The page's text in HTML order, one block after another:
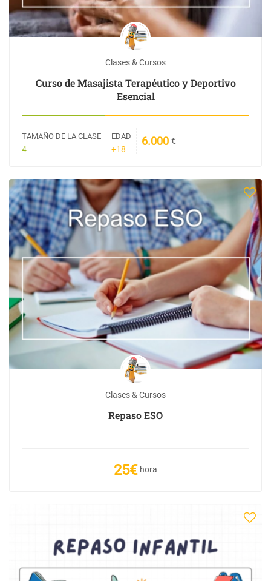
Clases & Cursos
Curso de Masajista Terapéutico y Deportivo
Esencial
TAMAÑO DE LA CLASE
4
EDAD
+18
6.000 €
Clases & Cursos
Repaso ESO
25€ hora